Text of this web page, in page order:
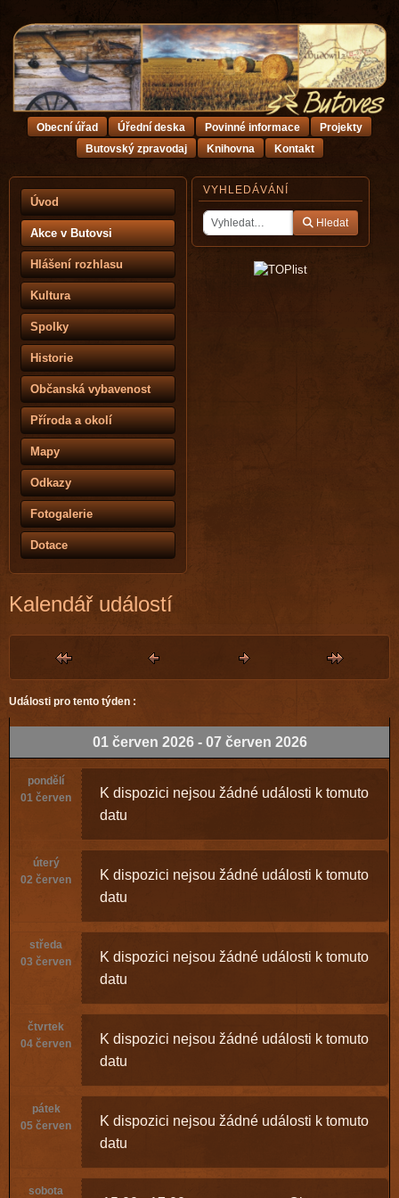
Úvod
Akce v Butovsi
Hlášení rozhlasu
Kultura
Spolky
Historie
Občanská vybavenost
Příroda a okolí
Mapy
Odkazy
Fotogalerie
Dotace
VYHLEDÁVÁNÍ
Hledat
Obecní úřad Úřední deska Povinné informace
Projekty
Butovský zpravodaj
Knihovna Kontakt
Kalendář událostí
Události pro tento týden :
01 červen 2026 - 07 červen 2026
pondělí
01 červen
K dispozici nejsou žádné události k tomuto
datu
úterý
02 červen
K dispozici nejsou žádné události k tomuto
datu
středa
03 červen
K dispozici nejsou žádné události k tomuto
datu
čtvrtek
04 červen
K dispozici nejsou žádné události k tomuto
datu
pátek
05 červen
K dispozici nejsou žádné události k tomuto
datu
sobota